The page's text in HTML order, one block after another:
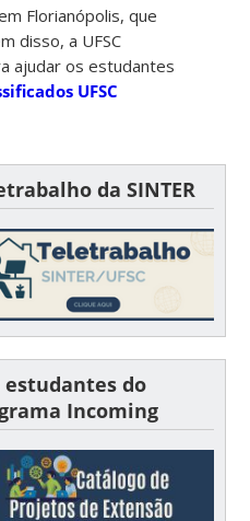
Florianópolis, que
disso, a UFSC
ajudar os estudantes
UFSC
da SINTER
estudantes do
Incoming